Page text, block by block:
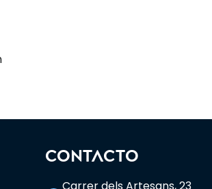
CONTACTO
Carrer dels Artesans, 23